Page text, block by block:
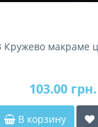
Кружево макраме
103.00 грн.
В корзину